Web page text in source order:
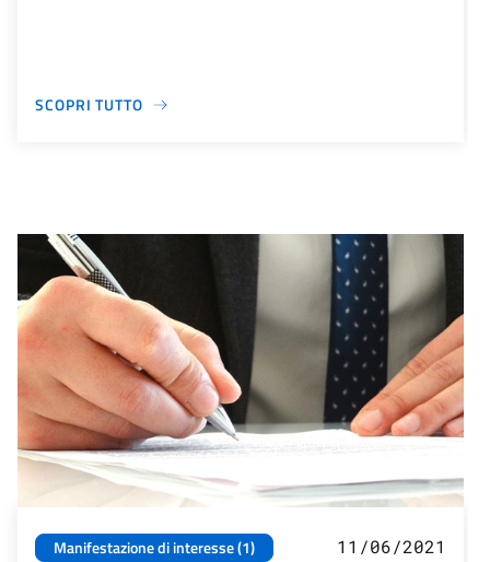
SCOPRI TUTTO
Manifestazione di interesse (1)
11/06/2021